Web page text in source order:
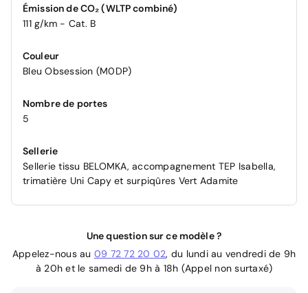
Émission de CO₂ (WLTP combiné)
111 g/km - Cat. B
Couleur
Bleu Obsession (M0DP)
Nombre de portes
5
Sellerie
Sellerie tissu BELOMKA, accompagnement TEP Isabella,
trimatière Uni Capy et surpiqûres Vert Adamite
Une question sur ce modèle ?
Appelez-nous au 09 72 72 20 02, du lundi au vendredi de 9h
à 20h et le samedi de 9h à 18h (Appel non surtaxé)